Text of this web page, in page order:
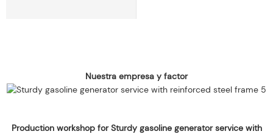
Nuestra empresa y factor
Production workshop for Sturdy gasoline generator service with